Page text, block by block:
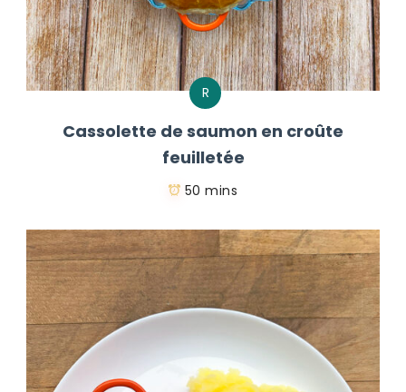
R
Cassolette de saumon en croûte
feuilletée
50 mins